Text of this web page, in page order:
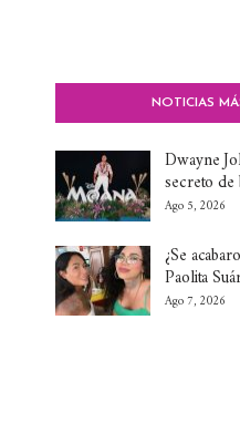
NOTICIAS
Dwayne
secreto de
Ago 5, 2026
¿Se
Paolita
Ago 7, 2026